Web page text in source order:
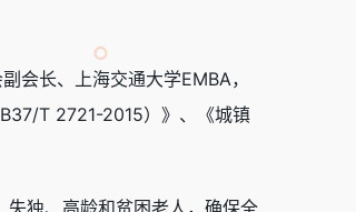
会长、上海交通大学EMBA，
T 2721-2015）》、《城镇